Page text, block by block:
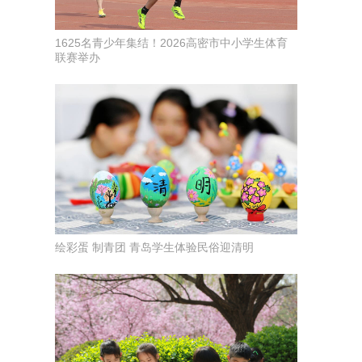
1625名青少年集结！2026高密市中小学生体育
联赛举办
绘彩蛋 制青团 青岛学生体验民俗迎清明